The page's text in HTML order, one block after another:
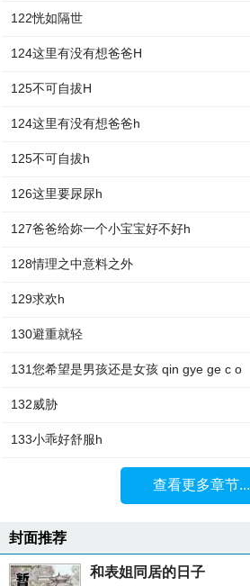
122恍如隔世
124这里有没有想爸爸H
125不可自拔H
124这里有没有想爸爸h
125不可自拔h
126这里要尿尿h
127爸爸给妳一个小宝宝好不好h
128情理之中意料之外
129求欢h
130避重就轻
131您希望是男孩还是女孩 qin gye ge c o
132威胁
133小乖好舒服h
查看更多章节...
封面推荐
和表姐同居的日子